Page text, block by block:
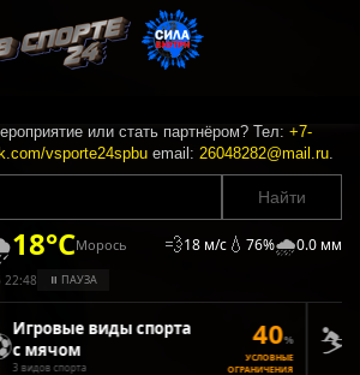
или стать партнёром? Тел: +7-
vsporte24spbu email: 26048282@mail.ru.
18°CМорось 💨18 м/с 💧 76%🌧️0.0 мм
22:48 ⏸ ПАУЗА
виды спорта
мячом
3 видов спорта
40%
УСЛОВНЫЕ
ОГРАНИЧЕНИЯ
⛷️3